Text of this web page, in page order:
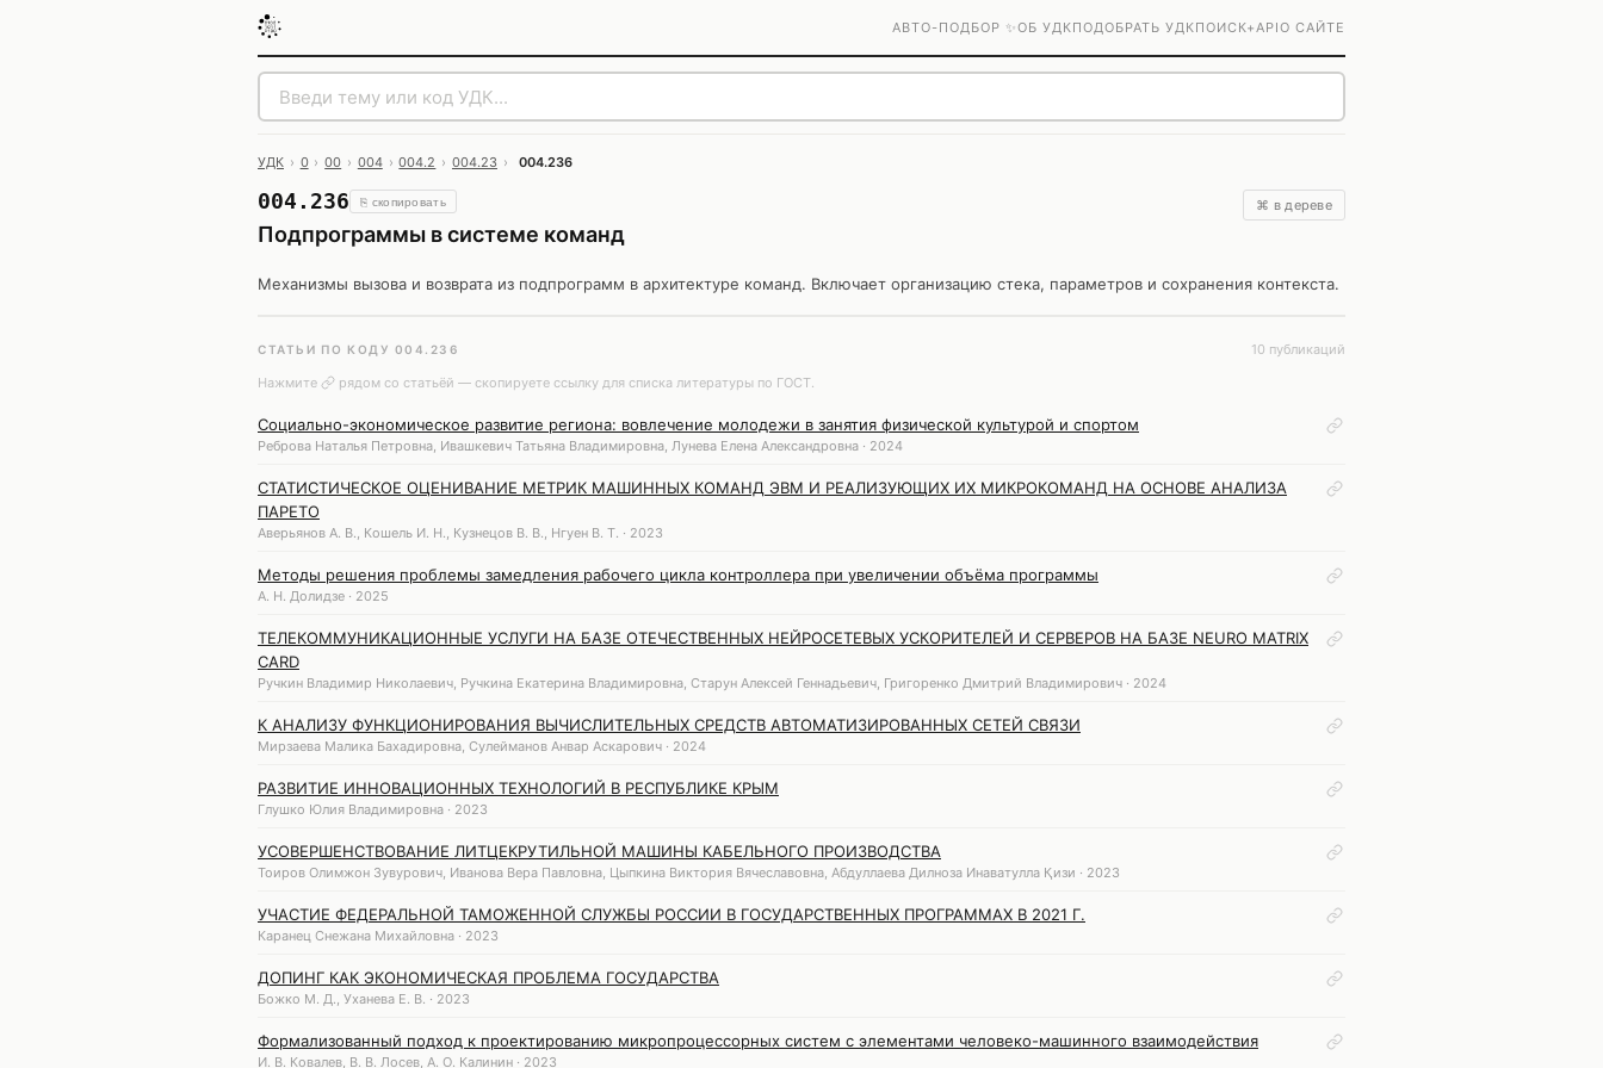
АВТО-ПОДБОР ✨ОБ УДКПОДОБРАТЬ УДКПОИСК+APIО САЙТЕ
УДК › 0 › 00 › 004 › 004.2 › 004.23 › 004.236
004.236 ⎘ скопировать
Подпрограммы в системе команд
⌘ в дереве
Механизмы вызова и возврата из подпрограмм в архитектуре команд. Включает организацию стека, параметров и сохранения контекста.
СТАТЬИ ПО КОДУ 004.236
10 публикаций
Нажмите
рядом со статьёй — скопируете ссылку для списка литературы по ГОСТ.
Социально-экономическое развитие региона: вовлечение молодежи в занятия физической культурой и спортом
Реброва Наталья Петровна, Ивашкевич Татьяна Владимировна, Лунева Елена Александровна · 2024
СТАТИСТИЧЕСКОЕ ОЦЕНИВАНИЕ МЕТРИК МАШИННЫХ КОМАНД ЭВМ И РЕАЛИЗУЮЩИХ ИХ МИКРОКОМАНД НА ОСНОВЕ АНАЛИЗА
ПАРЕТО
Аверьянов А. В., Кошель И. Н., Кузнецов В. В., Нгуен В. Т. · 2023
Методы решения проблемы замедления рабочего цикла контроллера при увеличении объёма программы
А. Н. Долидзе · 2025
ТЕЛЕКОММУНИКАЦИОННЫЕ УСЛУГИ НА БАЗЕ ОТЕЧЕСТВЕННЫХ НЕЙРОСЕТЕВЫХ УСКОРИТЕЛЕЙ И СЕРВЕРОВ НА БАЗЕ NEURO MATRIX
CARD
Ручкин Владимир Николаевич, Ручкина Екатерина Владимировна, Старун Алексей Геннадьевич, Григоренко Дмитрий Владимирович · 2024
К АНАЛИЗУ ФУНКЦИОНИРОВАНИЯ ВЫЧИСЛИТЕЛЬНЫХ СРЕДСТВ АВТОМАТИЗИРОВАННЫХ СЕТЕЙ СВЯЗИ
Мирзаева Малика Бахадировна, Сулейманов Анвар Аскарович · 2024
РАЗВИТИЕ ИННОВАЦИОННЫХ ТЕХНОЛОГИЙ В РЕСПУБЛИКЕ КРЫМ
Глушко Юлия Владимировна · 2023
УСОВЕРШЕНСТВОВАНИЕ ЛИТЦЕКРУТИЛЬНОЙ МАШИНЫ КАБЕЛЬНОГО ПРОИЗВОДСТВА
Тоиров Олимжон Зувурович, Иванова Вера Павловна, Цыпкина Виктория Вячеславовна, Абдуллаева Дилноза Инаватулла Қизи · 2023
УЧАСТИЕ ФЕДЕРАЛЬНОЙ ТАМОЖЕННОЙ СЛУЖБЫ РОССИИ В ГОСУДАРСТВЕННЫХ ПРОГРАММАХ В 2021 Г.
Каранец Снежана Михайловна · 2023
ДОПИНГ КАК ЭКОНОМИЧЕСКАЯ ПРОБЛЕМА ГОСУДАРСТВА
Божко М. Д., Уханева Е. В. · 2023
Формализованный подход к проектированию микропроцессорных систем с элементами человеко-машинного взаимодействия
И. В. Ковалев, В. В. Лосев, А. О. Калинин · 2023